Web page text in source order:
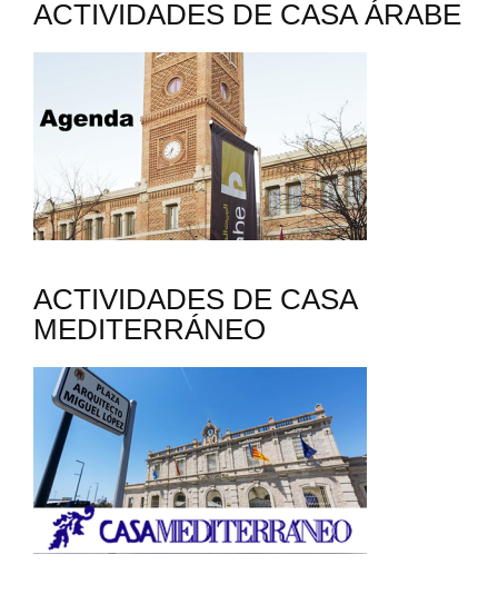
ACTIVIDADES DE CASA ÁRABE
ACTIVIDADES DE CASA
MEDITERRÁNEO